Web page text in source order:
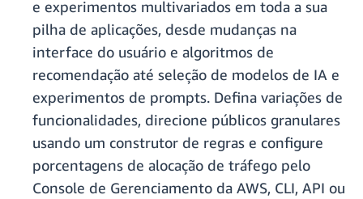
e experimentos multivariados em toda a sua
pilha de aplicações, desde mudanças na
interface do usuário e algoritmos de
recomendação até seleção de modelos de IA e
experimentos de prompts. Defina variações de
funcionalidades, direcione públicos granulares
usando um construtor de regras e configure
porcentagens de alocação de tráfego pelo
Console de Gerenciamento da AWS, CLI, API ou